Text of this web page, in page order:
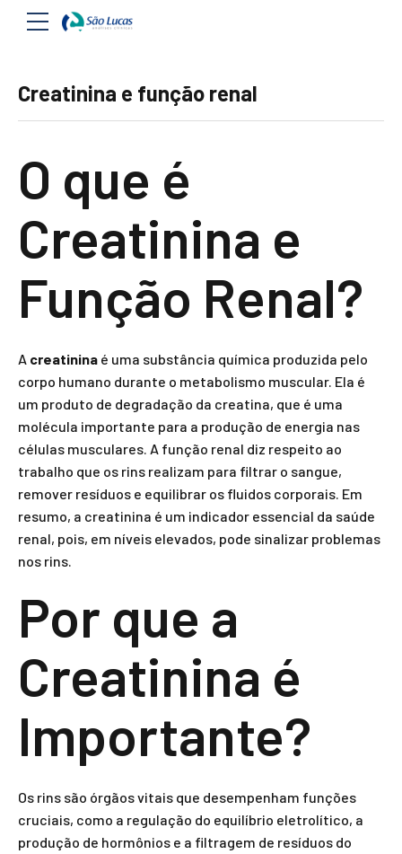
Creatinina e função renal
O que é
Creatinina e
Função Renal?
A creatinina é uma substância química produzida pelo
corpo humano durante o metabolismo muscular. Ela é
um produto de degradação da creatina, que é uma
molécula importante para a produção de energia nas
células musculares. A função renal diz respeito ao
trabalho que os rins realizam para filtrar o sangue,
remover resíduos e equilibrar os fluidos corporais. Em
resumo, a creatinina é um indicador essencial da saúde
renal, pois, em níveis elevados, pode sinalizar problemas
nos rins.
Por que a
Creatinina é
Importante?
Os rins são órgãos vitais que desempenham funções
cruciais, como a regulação do equilíbrio eletrolítico, a
produção de hormônios e a filtragem de resíduos do